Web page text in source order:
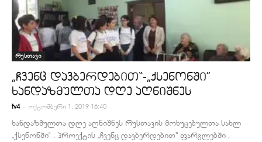
რუსთავი
„ჩვენც დავბერდებით“-„ქსენონში”
ხანდაზმულთა დღე აღნიშნეს
tv4 - ოქტომბერი 1, 2019 16:40
ხანდაზმულთა დღე აღნიშნეს რუსთავის მოხუცებულთა სახლ
„ქსენონში" . პროექტის „ჩვენც დავბერდებით“ ფარგლებში ,